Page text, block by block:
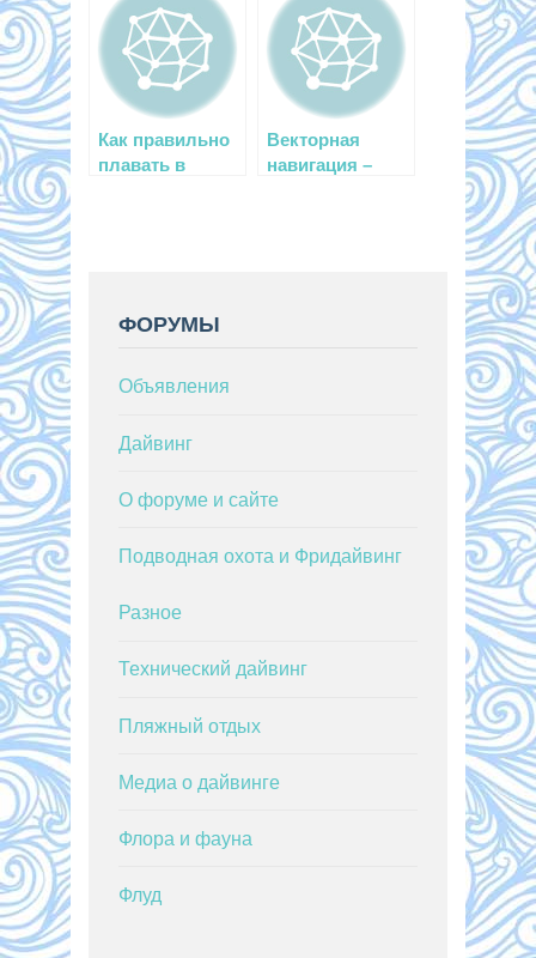
Как правильно
плавать в
Векторная
навигация –
ФОРУМЫ
Объявления
Дайвинг
О форуме и сайте
Подводная охота и Фридайвинг
Разное
Технический дайвинг
Пляжный отдых
Медиа о дайвинге
Флора и фауна
Флуд